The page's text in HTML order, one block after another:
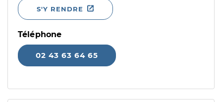
S'Y RENDRE
Téléphone
02 43 63 64 65